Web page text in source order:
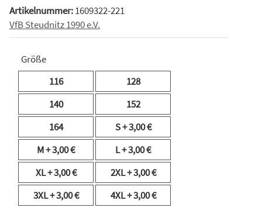
Artikelnummer:1609322-221
VfB Steudnitz 1990 e.V.
Größe
116
128
140
152
164
S+ 3,00 €
M+ 3,00 € L+ 3,00 €
XL+ 3,00 € 2XL+ 3,00 €
3XL+ 3,00 € 4XL+ 3,00 €